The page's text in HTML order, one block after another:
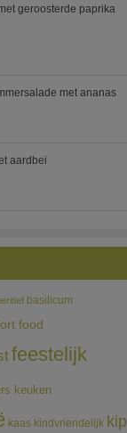
geroosterde paprika
met ananas
aardbei
basilicum
food
feestelijk
keuken
kaas kindvriendelijk kip